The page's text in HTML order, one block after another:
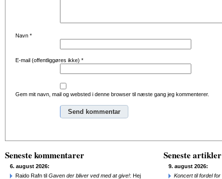
Navn *
E-mail (offentliggøres ikke) *
Gem mit navn, mail og websted i denne browser til næste gang jeg kommenterer.
Seneste kommentarer
6. august 2026:
Raido Rafn til Gaven der bliver ved med at give!: Hej
Seneste artikler
9. august 2026:
Koncert til fordel